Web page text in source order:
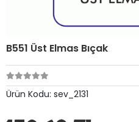
B551 Üst Elmas Bıçak
Ürün Kodu: sev_2131